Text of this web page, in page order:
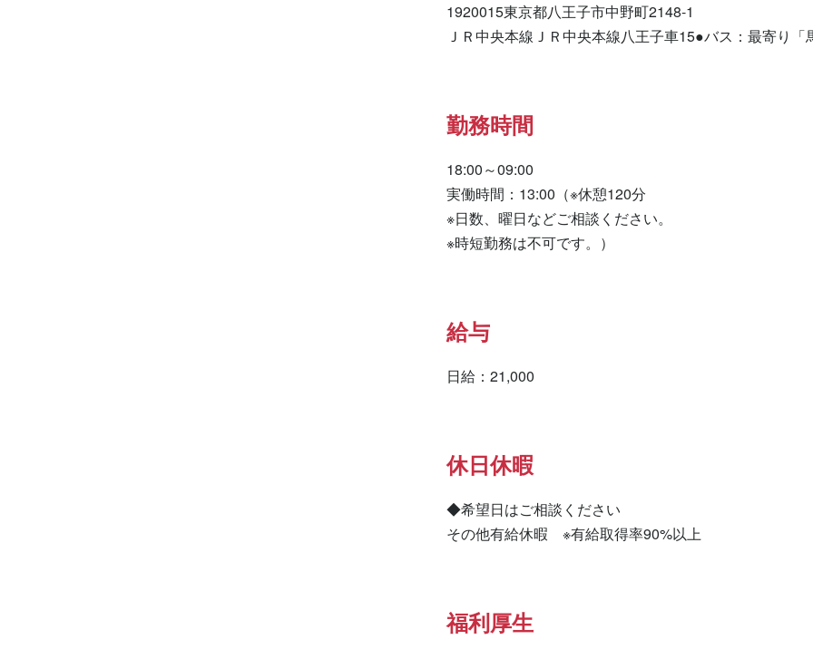
1920015東京都八王子市中野町2148-1
ＪＲ中央本線ＪＲ中央本線八王子車15●バス：最寄り
勤務時間
18:00～09:00
実働時間：13:00（※休憩120分
※日数、曜日などご相談ください。
※時短勤務は不可です。）
給与
日給：21,000
休日休暇
◆希望日はご相談ください
その他有給休暇　※有給取得率90%以上
福利厚生